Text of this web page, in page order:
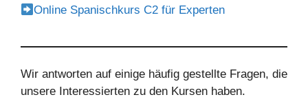
Online Spanischkurs C2 für Experten
Wir antworten auf einige häufig gestellte Fragen, die
unsere Interessierten zu den Kursen haben.